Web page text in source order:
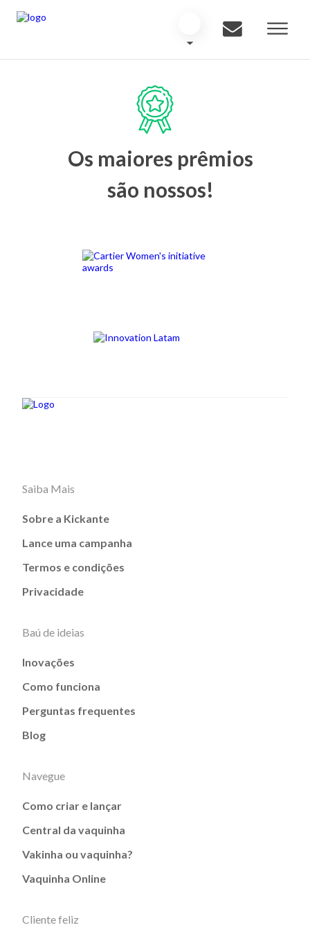
Os maiores prêmios
são nossos!
Saiba Mais
Sobre a Kickante
Lance uma campanha
Termos e condições
Privacidade
Baú de ideias
Inovações
Como funciona
Perguntas frequentes
Blog
Navegue
Como criar e lançar
Central da vaquinha
Vakinha ou vaquinha?
Vaquinha Online
Cliente feliz